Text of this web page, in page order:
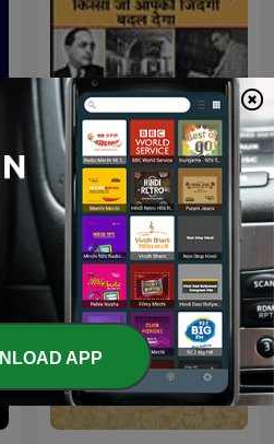
Untold Story of Dr
Babasaheb Ambedkar
APP